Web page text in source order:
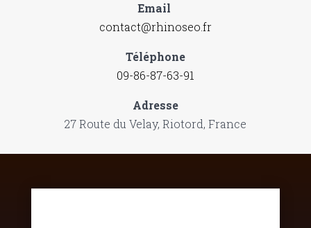
Email
contact@rhinoseo.fr
Téléphone
09-86-87-63-91
Adresse
27 Route du Velay, Riotord, France